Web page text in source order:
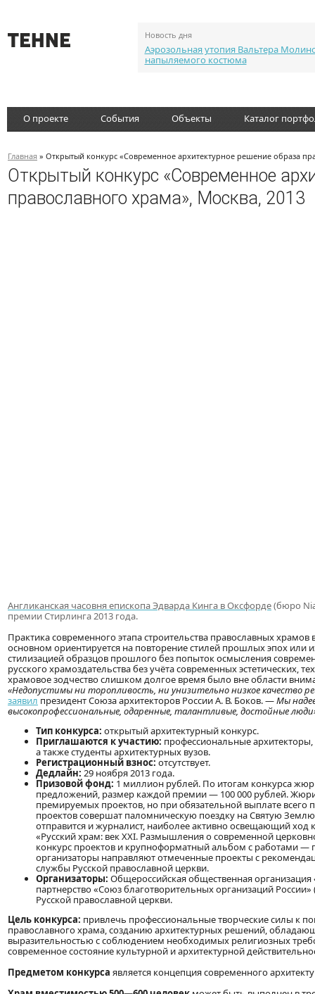
Новость дня
Аэрозольная утопия Вальтера
напыляемого костюма
О проекте События Объекты Каталог
Главная » Открытый конкурс «Современное архитектурное решение образа
Открытый конкурс «Современное
православного храма», Москва, 2013
Англиканская часовня епископа Эдварда Кинга в Оксфорде(бюро
премии Стирлинга 2013 года.
Практика современного этапа строительства православных храмов
основном ориентируется на повторение стилей прошлых эпох или
стилизацией образцов прошлого без попыток осмысления
русского храмоздательства без учёта современных эстетических,
храмовое зодчество слишком долгое время было вне области
«Недопустимы ни торопливость, ни унизительно низкое качество
заявил президент Союза архитекторов России А. В. Боков. —Мы
высокопрофессиональные, одаренные, талантливые, достойные
Тип конкурса: открытый архитектурный конкурс.
Приглашаются к участию: профессиональные
а также студенты архитектурных вузов.
Регистрационный взнос: отсутствует.
Дедлайн: 29 ноября 2013 года.
Призовой фонд: 1 миллион рублей. По итогам конкурса
предложений, размер каждой премии — 100 000 рублей. Жюри
премируемых проектов, но при обязательной выплате
проектов совершат паломническую поездку на Святую
отправится и журналист, наиболее активно освещающий
«Русский храм: век XXI. Размышления о современной
конкурс проектов и крупноформатный альбом с работами —
организаторы направляют отмеченные проекты с
службы Русской православной церкви.
Организаторы: Общероссийская общественная организация
партнерство «Союз благотворительных организаций России»
Русской православной церкви.
Цель конкурса: привлечь профессиональные творческие силы к
православного храма, созданию архитектурных решений,
выразительностью с соблюдением необходимых религиозных
современное состояние культурной и архитектурной
Предметом конкурса является концепция современного